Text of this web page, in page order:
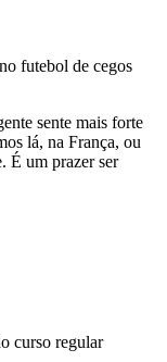
futebol de cegos
sente mais forte
lá, na França, ou
É um prazer ser
curso regular